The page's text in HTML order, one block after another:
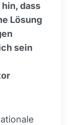
dass
Lösung
sein